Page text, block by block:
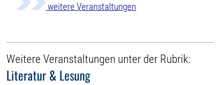
weitere Veranstaltungen
Weitere Veranstaltungen unter der Rubrik:
Literatur & Lesung